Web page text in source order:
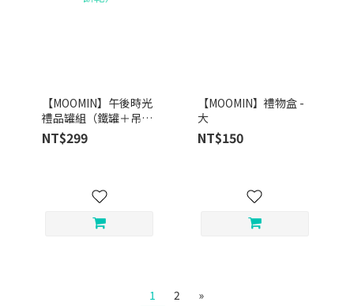
【MOOMIN】午後時光
禮品罐組（鐵罐＋吊飾
＋餅乾）
NT$299
【MOOMIN】禮物盒 -
大
NT$150
1 2 »